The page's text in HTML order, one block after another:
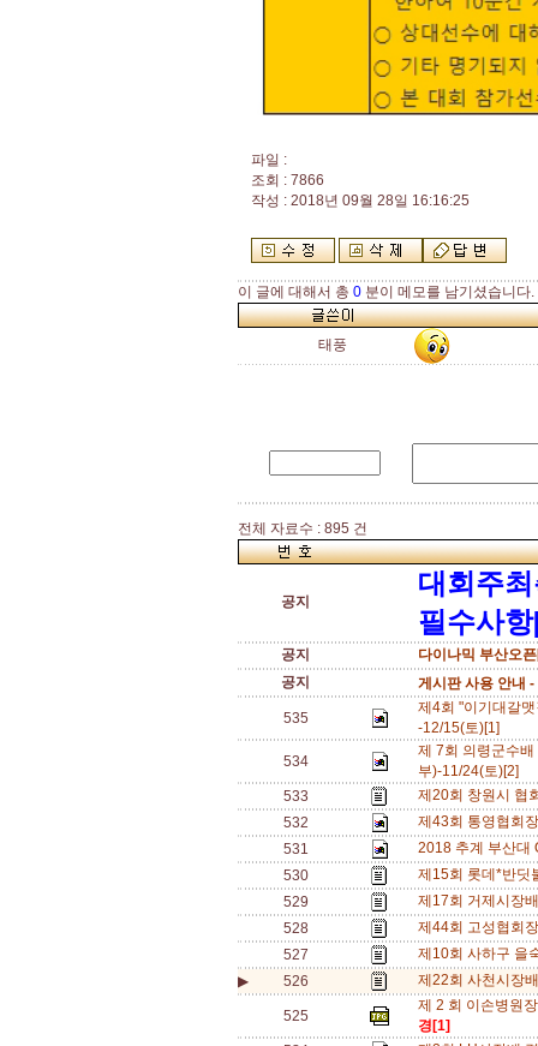
파일 :
조회 : 7866
작성 : 2018년 09월 28일 16:16:25
이 글에 대해서 총 0 분이 메모를 남기셨습니다.
태풍
전체 자료수 : 895 건
공지
대회주
필수사
공지
다이나믹 부산오
공지
게시판 사용 안내 -
535
제4회 "이기대갈
-12/15(토)[1]
534
제 7회 의령군수
부)-11/24(토)[2]
533
제20회 창원시 협
532
제43회 통영협회
531
2018 추계 부산대
530
제15회 롯데*반딧
529
제17회 거제시장
528
제44회 고성협회
527
제10회 사하구 을
▶
526 제22회 사천시장
525
제 2 회 이손병원
경[1]